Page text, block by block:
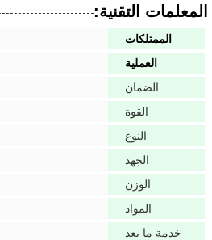
المعلمات التقنية:
الممتلكات
العملية
الضمان
القوة
النوع
الجهد
الوزن
المواد
خدمة ما بعد